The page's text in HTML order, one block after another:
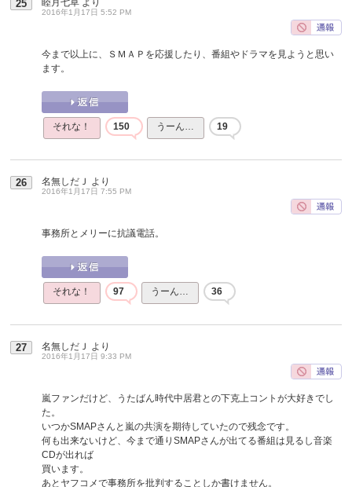
25
2016年1月17日 5:52 PM
今まで以上に、ＳＭＡＰを応援したり、番組やドラマを見ようと思い
ます。
それな！ 150 うーん… 19
26 名無しだＪ より
2016年1月17日 7:55 PM
事務所とメリーに抗議電話。
それな！ 97 うーん… 36
27 名無しだＪ より
2016年1月17日 9:33 PM
嵐ファンだけど、うたばん時代中居君との下克上コントが大好きでし
た。
いつかSMAPさんと嵐の共演を期待していたので残念です。
何も出来ないけど、今まで通りSMAPさんが出てる番組は見るし音楽
CDが出れば
買います。
あとヤフコメで事務所を批判することしか書けません。